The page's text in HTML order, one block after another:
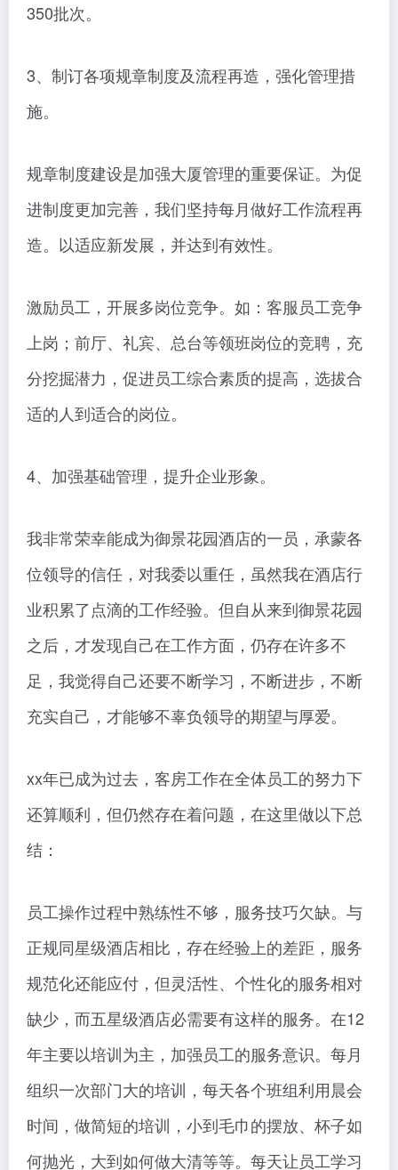
350批次。
3、制订各项规章制度及流程再造，强化管理措
施。
规章制度建设是加强大厦管理的重要保证。为促
进制度更加完善，我们坚持每月做好工作流程再
造。以适应新发展，并达到有效性。
激励员工，开展多岗位竞争。如：客服员工竞争
上岗；前厅、礼宾、总台等领班岗位的竞聘，充
分挖掘潜力，促进员工综合素质的提高，选拔合
适的人到适合的岗位。
4、加强基础管理，提升企业形象。
我非常荣幸能成为御景花园酒店的一员，承蒙各
位领导的信任，对我委以重任，虽然我在酒店行
业积累了点滴的工作经验。但自从来到御景花园
之后，才发现自己在工作方面，仍存在许多不
足，我觉得自己还要不断学习，不断进步，不断
充实自己，才能够不辜负领导的期望与厚爱。
xx年已成为过去，客房工作在全体员工的努力下
还算顺利，但仍然存在着问题，在这里做以下总
结：
员工操作过程中熟练性不够，服务技巧欠缺。与
正规同星级酒店相比，存在经验上的差距，服务
规范化还能应付，但灵活性、个性化的服务相对
缺少，而五星级酒店必需要有这样的服务。在12
年主要以培训为主，加强员工的服务意识。每月
组织一次部门大的培训，每天各个班组利用晨会
时间，做简短的培训，小到毛巾的摆放、杯子如
何抛光，大到如何做大清等等。每天让员工学习